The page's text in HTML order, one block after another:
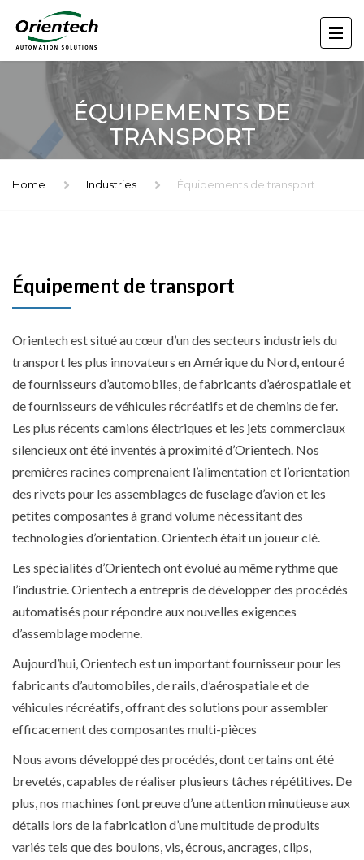
ÉQUIPEMENTS DE
TRANSPORT
Home Industries Équipements de transport
Équipement de transport
Orientech est situé au cœur d’un des secteurs industriels du
transport les plus innovateurs en Amérique du Nord, entouré
de fournisseurs d’automobiles, de fabricants d’aérospatiale et
de fournisseurs de véhicules récréatifs et de chemins de fer.
Les plus récents camions électriques et les jets commerciaux
silencieux ont été inventés à proximité d’Orientech. Nos
premières racines comprenaient l’alimentation et l’orientation
des rivets pour les assemblages de fuselage d’avion et les
petites composantes à grand volume nécessitant des
technologies d’orientation. Orientech était un joueur clé.
Les spécialités d’Orientech ont évolué au même rythme que
l’industrie. Orientech a entrepris de développer des procédés
automatisés pour répondre aux nouvelles exigences
d’assemblage moderne.
Aujourd’hui, Orientech est un important fournisseur pour les
fabricants d’automobiles, de rails, d’aérospatiale et de
véhicules récréatifs, offrant des solutions pour assembler
efficacement des composantes multi-pièces
Nous avons développé des procédés, dont certains ont été
brevetés, capables de réaliser plusieurs tâches répétitives. De
plus, nos machines font preuve d’une attention minutieuse aux
détails lors de la fabrication d’une multitude de produits
variés tels que des boulons, vis, écrous, ancrages, clips,